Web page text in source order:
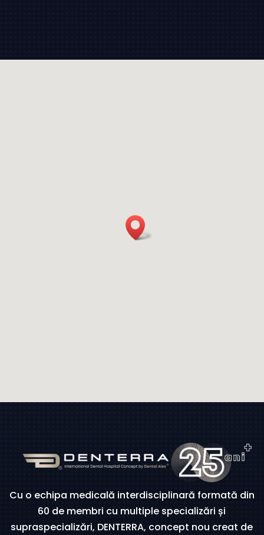
Cu o echipa medicală interdisciplinară formată din
60 de membri cu multiple specializări și
supraspecializări, DENTERRA, concept nou creat de